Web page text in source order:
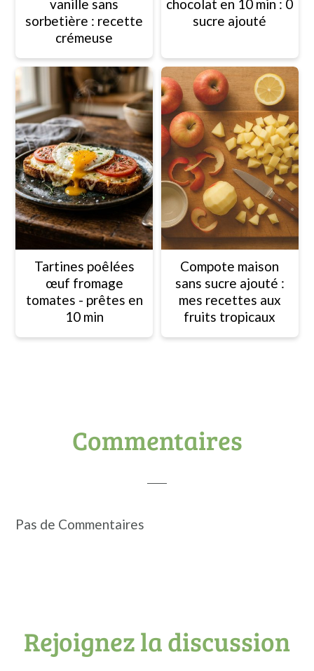
vanille sans
sorbetière : recette
crémeuse
chocolat en 10 min : 0
sucre ajouté
Tartines poêlées
œuf fromage
tomates - prêtes en
10 min
Compote maison
sans sucre ajouté :
mes recettes aux
fruits tropicaux
Interactions
Commentaires
Pas de Commentaires
Rejoignez la discussion